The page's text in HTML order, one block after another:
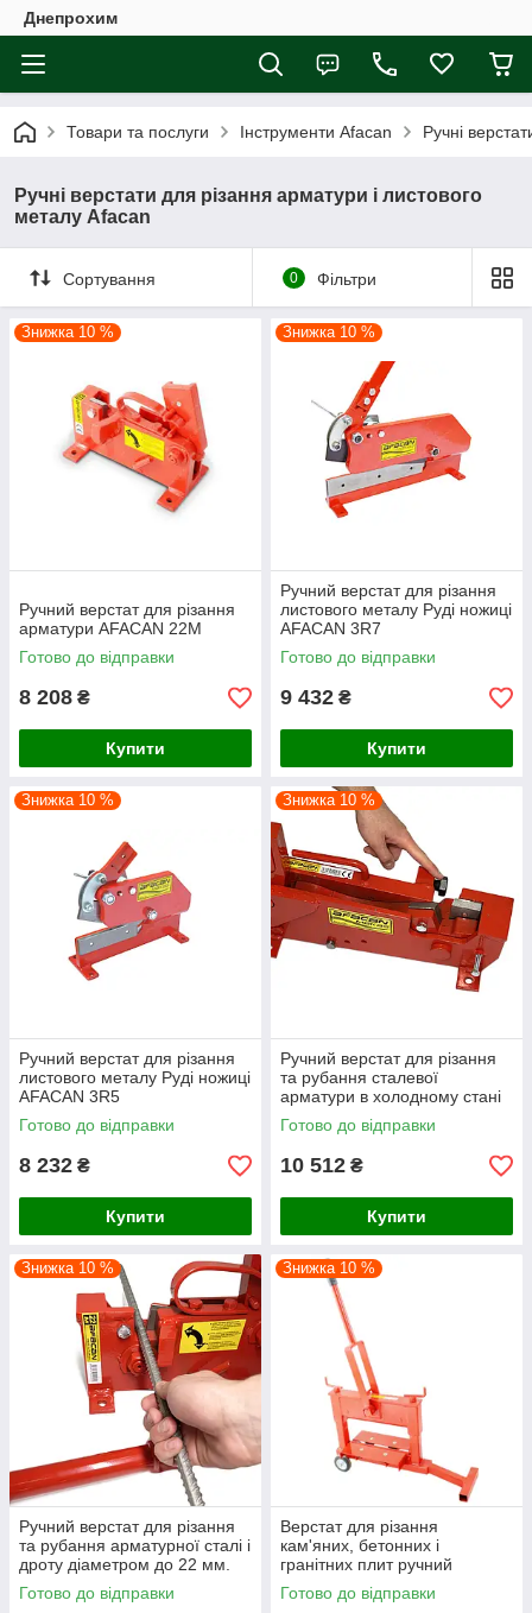
Днепрохим
Товари та послуги Інструменти Afacan Ручні
Ручні верстати для різання арматури і листового
металу Afacan
Сортування 0 Фільтри
Знижка 10 %
Ручний верстат для різання
арматури AFACAN 22M
Готово до відправки
8 208 ₴
Купити
Знижка 10 %
Ручний верстат для різання
листового металу Руді ножиці
AFACAN 3R7
Готово до відправки
9 432 ₴
Купити
Знижка 10 %
Ручний верстат для різання
листового металу Руді ножиці
AFACAN 3R5
Готово до відправки
8 232 ₴
Купити
Знижка 10 %
Ручний верстат для різання
та рубання сталевої
арматури в холодному стані
діаметром до 26 мм Afacan
26MX
Готово до відправки
10 512 ₴
Купити
Знижка 10 %
Ручний верстат для різання
та рубання арматурної сталі і
дроту діаметром до 22 мм.
Afacan 22MM
Готово до відправки
Знижка 10 %
Верстат для різання
кам'яних, бетонних і
гранітних плит ручний
переносний товщиною до 40
мм AFACAN 40К
Готово до відправки